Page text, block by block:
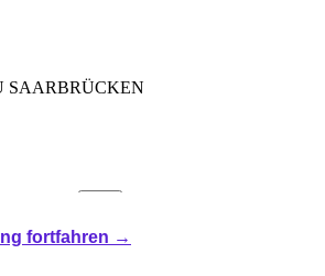
SAARBRÜCKEN
fortfahren →